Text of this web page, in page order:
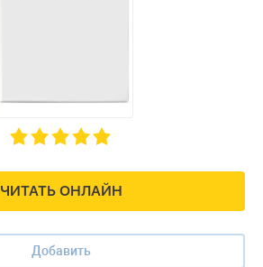
ЧИТАТЬ ОНЛАЙН
Добавить